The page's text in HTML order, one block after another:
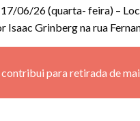
06/26 (quarta- feira) –
Isaac Grinberg na rua
contribui para retirada de